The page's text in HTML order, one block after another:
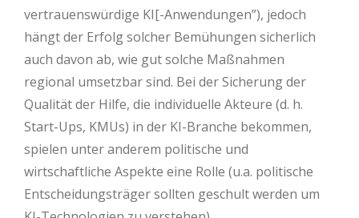
vertrauenswürdige KI[-Anwendungen”), jedoch
hängt der Erfolg solcher Bemühungen sicherlich
auch davon ab, wie gut solche Maßnahmen
regional umsetzbar sind. Bei der Sicherung der
Qualität der Hilfe, die individuelle Akteure (d. h.
Start-Ups, KMUs) in der KI-Branche bekommen,
spielen unter anderem politische und
wirtschaftliche Aspekte eine Rolle (u.a. politische
Entscheidungsträger sollten geschult werden um